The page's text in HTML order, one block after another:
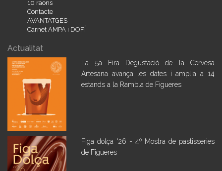
10 raons
Contacte
AVANTATGES
Carnet AMPA i DOFÍ
Actualitat
La 5a Fira Degustació de la Cervesa
Artesana avança les dates i amplia a 14
estands a la Rambla de Figueres
Figa dolça '26 - 4º Mostra de pastisseries
de Figueres